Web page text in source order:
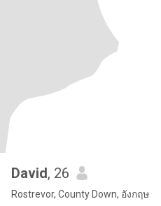
David, 26
Rostrevor, County Down, อังกฤษ